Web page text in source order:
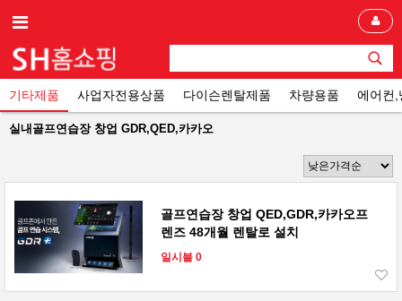
기타제품 사업자전용상품 다이슨렌탈제품 차량용품 에어컨,
실내골프연습장 창업 GDR,QED,카카오
골프연습장 창업 QED,GDR,카카오프
렌즈 48개월 렌탈로 설치
일시불 0